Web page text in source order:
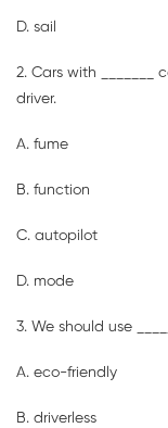
D. sail
2. Cars with _______
driver.
A. fume
B. function
C. autopilot
D. mode
3. We should use
A. eco-friendly
B. driverless